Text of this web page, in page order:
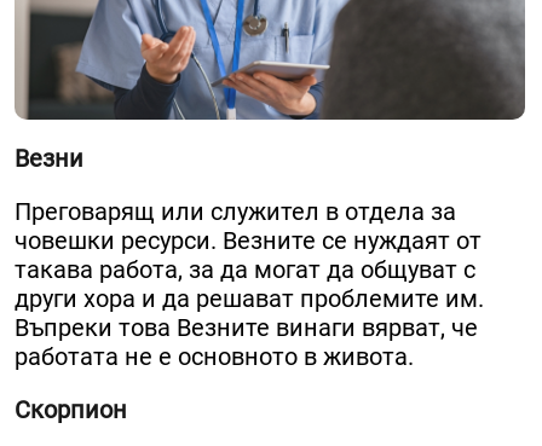
Везни
Преговарящ или служител в отдела за
човешки ресурси. Везните се нуждаят от
такава работа, за да могат да общуват с
други хора и да решават проблемите им.
Въпреки това Везните винаги вярват, че
работата не е основното в живота.
Скорпион